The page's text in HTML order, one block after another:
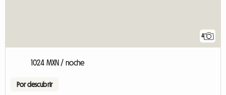
4
1024 MXN / noche
Por descubrir